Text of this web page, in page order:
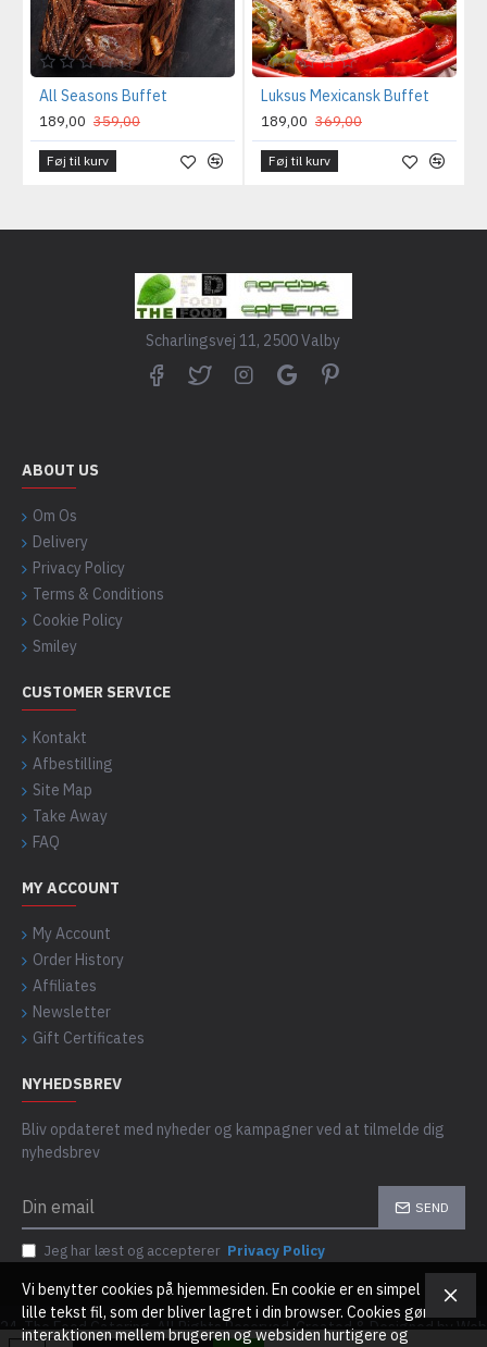
All Seasons Buffet
189,00 359,00
Føj til kurv
Luksus Mexicansk Buffet
189,00 369,00
Føj til kurv
Scharlingsvej 11, 2500 Valby
ABOUT US
Om Os
Delivery
Privacy Policy
Terms & Conditions
Cookie Policy
Smiley
CUSTOMER SERVICE
Kontakt
Afbestilling
Site Map
Take Away
FAQ
MY ACCOUNT
My Account
Order History
Affiliates
Newsletter
Gift Certificates
NYHEDSBREV
Bliv opdateret med nyheder og kampagner ved at tilmelde dig
nyhedsbrev
SEND
Jeg har læst og accepterer Privacy Policy
The Food Catering, All Rights Reserved. Created & Designed by
Vi benytter cookies på hjemmesiden. En cookie er en simpel
lille tekst fil, som der bliver lagret i din browser. Cookies gør
interaktionen mellem brugeren og websiden hurtigere og